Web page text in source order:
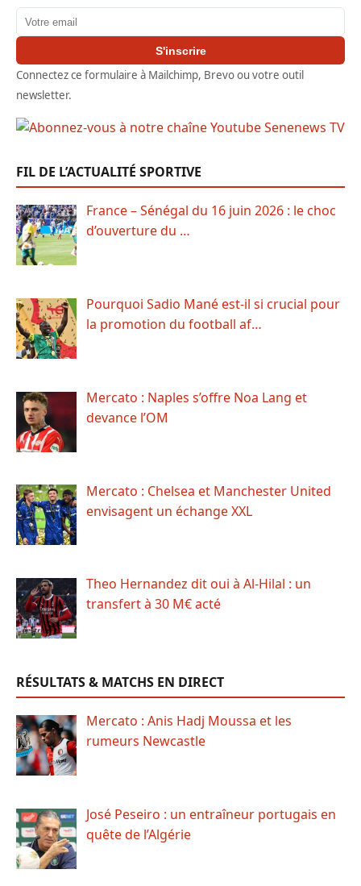
Adresse email
S'inscrire
Connectez ce formulaire à Mailchimp, Brevo ou votre outil
newsletter.
FIL DE L’ACTUALITÉ SPORTIVE
France – Sénégal du 16 juin 2026 : le choc
d’ouverture du …
Pourquoi Sadio Mané est-il si crucial pour
la promotion du football af…
Mercato : Naples s’offre Noa Lang et
devance l’OM
Mercato : Chelsea et Manchester United
envisagent un échange XXL
Theo Hernandez dit oui à Al-Hilal : un
transfert à 30 M€ acté
RÉSULTATS & MATCHS EN DIRECT
Mercato : Anis Hadj Moussa et les
rumeurs Newcastle
José Peseiro : un entraîneur portugais en
quête de l’Algérie